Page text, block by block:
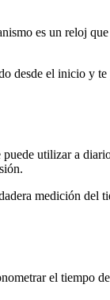
es un reloj
desde el inicio y
utilizar a
medición del
el tiempo